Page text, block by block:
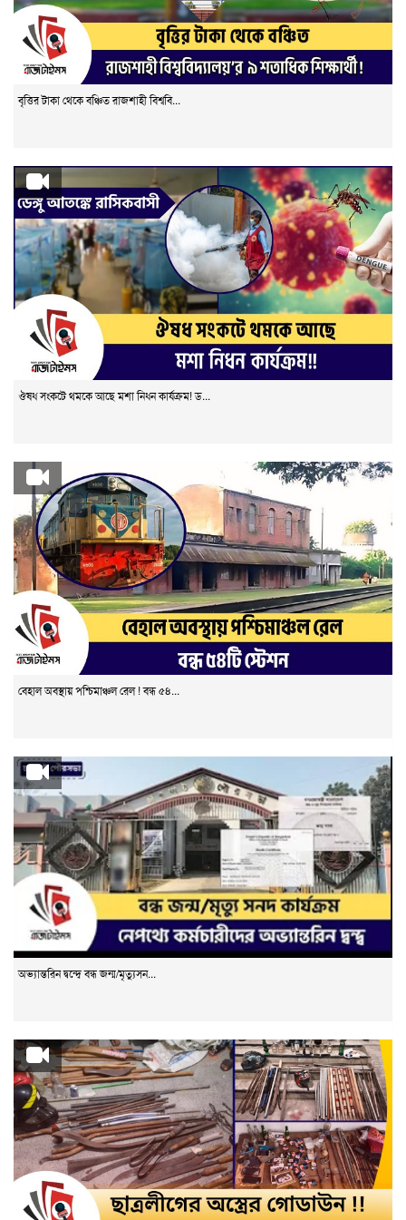
বৃত্তির টাকা থেকে বঞ্চিত রাজশাহী বিশ্ববি...
ঔষধ সংকটে থমকে আছে মশা নিধন কার্যক্রম! ড...
বেহাল অবস্থায় পশ্চিমাঞ্চল রেল ! বন্ধ ৫৪...
অভ্যান্তরিন দ্বন্দ্বে বন্ধ জন্ম/মৃত্যুসন...